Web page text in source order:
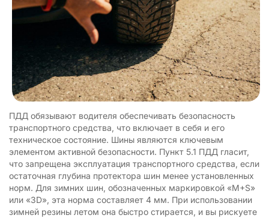
ПДД обязывают водителя обеспечивать безопасность
транспортного средства, что включает в себя и его
техническое состояние. Шины являются ключевым
элементом активной безопасности. Пункт 5.1 ПДД гласит,
что запрещена эксплуатация транспортного средства, если
остаточная глубина протектора шин менее установленных
норм. Для зимних шин, обозначенных маркировкой «M+S»
или «3D», эта норма составляет 4 мм. При использовании
зимней резины летом она быстро стирается, и вы рискуете